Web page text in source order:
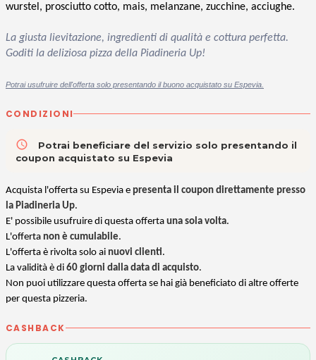
wurstel, prosciutto cotto, mais, melanzane, zucchine, acciughe.
La giusta lievitazione, ingredienti di qualità e cottura perfetta.
Goditi la deliziosa pizza della Piadineria Up!
Potrai usufruire dell'offerta solo presentando il buono acquistato su Espevia.
CONDIZIONI
access_time
Potrai beneficiare del servizio solo presentando il
coupon acquistato su Espevia
Acquista l'offerta su Espevia e presenta il coupon direttamente presso
la Piadineria Up.
E' possibile usufruire di questa offerta una sola volta.
L'offerta non è cumulabile.
L'offerta è rivolta solo ai nuovi clienti.
La validità è di 60 giorni dalla data di acquisto.
Non puoi utilizzare questa offerta se hai già beneficiato di altre offerte
per questa pizzeria.
CASHBACK